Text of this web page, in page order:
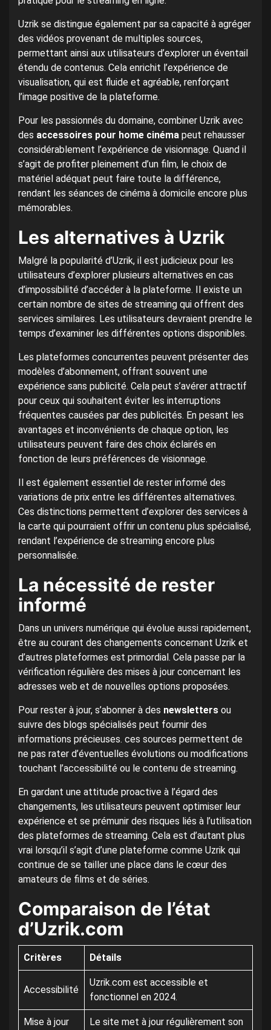
Uzrik se distingue également par sa capacité à agréger
des vidéos provenant de multiples sources,
permettant ainsi aux utilisateurs d’explorer un éventail
étendu de contenus. Cela enrichit l’expérience de
visualisation, qui est fluide et agréable, renforçant
l’image positive de la plateforme.
Pour les passionnés du domaine, combiner Uzrik avec
des accessoires pour home cinéma peut rehausser
considérablement l’expérience de visionnage. Quand il
s’agit de profiter pleinement d’un film, le choix de
matériel adéquat peut faire toute la différence,
rendant les séances de cinéma à domicile encore plus
mémorables.
Les alternatives à Uzrik
Malgré la popularité d’Uzrik, il est judicieux pour les
utilisateurs d’explorer plusieurs alternatives en cas
d’impossibilité d’accéder à la plateforme. Il existe un
certain nombre de sites de streaming qui offrent des
services similaires. Les utilisateurs devraient prendre le
temps d’examiner les différentes options disponibles.
Les plateformes concurrentes peuvent présenter des
modèles d’abonnement, offrant souvent une
expérience sans publicité. Cela peut s’avérer attractif
pour ceux qui souhaitent éviter les interruptions
fréquentes causées par des publicités. En pesant les
avantages et inconvénients de chaque option, les
utilisateurs peuvent faire des choix éclairés en
fonction de leurs préférences de visionnage.
Il est également essentiel de rester informé des
variations de prix entre les différentes alternatives.
Ces distinctions permettent d’explorer des services à
la carte qui pourraient offrir un contenu plus spécialisé,
rendant l’expérience de streaming encore plus
personnalisée.
La nécessité de rester
informé
Dans un univers numérique qui évolue aussi rapidement,
être au courant des changements concernant Uzrik et
d’autres plateformes est primordial. Cela passe par la
vérification régulière des mises à jour concernant les
adresses web et de nouvelles options proposées.
Pour rester à jour, s’abonner à des newsletters ou
suivre des blogs spécialisés peut fournir des
informations précieuses. ces sources permettent de
ne pas rater d’éventuelles évolutions ou modifications
touchant l’accessibilité ou le contenu de streaming.
En gardant une attitude proactive à l’égard des
changements, les utilisateurs peuvent optimiser leur
expérience et se prémunir des risques liés à l’utilisation
des plateformes de streaming. Cela est d’autant plus
vrai lorsqu’il s’agit d’une plateforme comme Uzrik qui
continue de se tailler une place dans le cœur des
amateurs de films et de séries.
Comparaison de l’état
d’Uzrik.com
Critères Détails
Accessibilité
Uzrik.com est accessible et
fonctionnel en 2024.
Mise à jour
Le site met à jour régulièrement son